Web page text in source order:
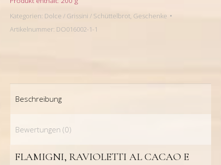
Kategorien: Dolce / Grissini / Schüttelbrot, Geschenke
Artikelnummer: DO016002-1-1
Beschreibung
Bewertungen (0)
FLAMIGNI, RAVIOLETTI AL CACAO E